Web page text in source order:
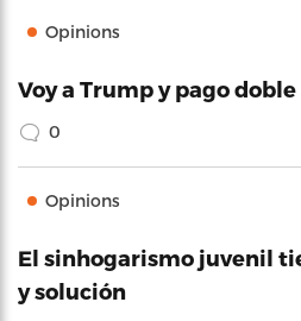
Opinions
Voy a Trump y pago doble
0
Opinions
El sinhogarismo juvenil
y solución